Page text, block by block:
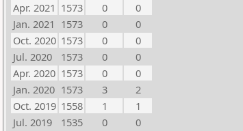
Apr. 2021 1573 0
0
Jan. 2021 1573 0
0
Oct. 2020 1573 0
0
Jul. 2020
1573 0
0
Apr. 2020 1573 0
0
Jan. 2020 1573 3
2
Oct. 2019 1558 1
1
Jul. 2019
1535 0
0